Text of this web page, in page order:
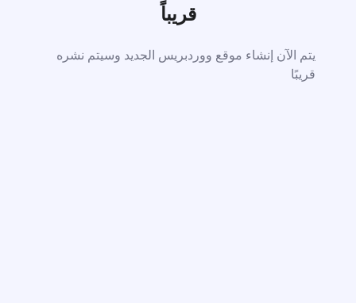
قريباً
يتم الآن إنشاء موقع ووردبريس الجديد وسيتم نشره
قريبًا